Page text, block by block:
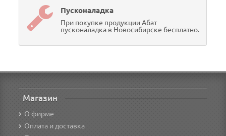
Пусконаладка
При покупке продукции Абат
пусконаладка в Новосибирске бесплатно.
Магазин
О фирме
Оплата и доставка